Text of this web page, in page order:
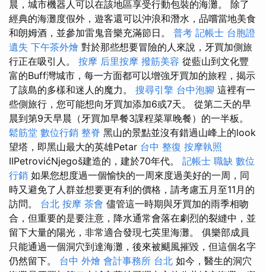
晨，城市機器人可以在該地區享受行動包裝的海灘。 除了
經典的海灘度假外，遊客還可以沖浪和潛水，品嚐當地美食
和朗姆酒，並參加雷鬼音樂充滿節日。 普考 記帳士 台胞證
遺失 下午茶外燴 對於那些想要冒險的人來說，牙買加側旅
行正在吸引人。 按摩 后里按摩 撥筋美容 從藍山到文化豐
富的Buff灣城市，每一方面都可以增強牙買加的旅程，揭示
了該島的多樣和迷人的魔力。 搜尋引擎 台中泡腳 這裡有一
些側旅行，您可能想向牙買加添加6或7天。 從第二天的早
晨到第9天早晨（牙買加早餐3課程菜單晚餐）的一半板。
鬆筋堂 數位行銷 整脊 黑山的景點並沒有錯過山峰上的look
望塔，即黑山最大的英雄Petar 台中 整復 按摩執照
IIPetrovićNjegoš建造的，建於70年代。 記帳士 職缺 數位
行銷 如果您想度過一個愉快的一周來度過美好的一周，同
時又避免了人群並想要更有利的價格，請考慮五月至11月的
訪問。 台北 按摩 茶會 儘管這一時期與牙買加的雨季相吻
合，但重要的是要注意，降水通常會落在劇烈的裂縫中，並
留下大量的陽光，非常適合發現七英里海灘。 俱樂部成員
只能通過一個洞穴到達海灘，後來被颶風摧毀，但這個名字
仍然留下。 台中 外燴 會計事務所 台北 如今，醫生的洞穴